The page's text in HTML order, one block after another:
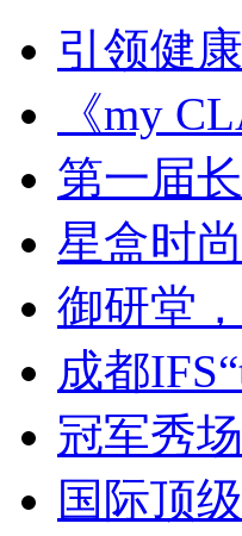
引领健
《my
第一届
星盒时
御研堂
成都
冠军秀
国际顶